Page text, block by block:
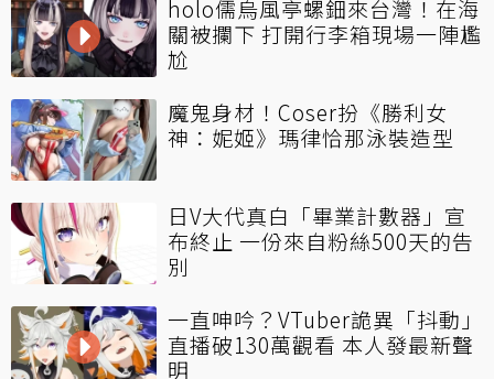
holo儒烏風亭螺鈿來台灣！在海
關被攔下 打開行李箱現場一陣尷
尬
魔鬼身材！Coser扮《勝利女
神：妮姬》瑪律恰那泳裝造型
日V大代真白「畢業計數器」宣
布終止 一份來自粉絲500天的告
別
一直呻吟？VTuber詭異「抖動」
直播破130萬觀看 本人發最新聲
明